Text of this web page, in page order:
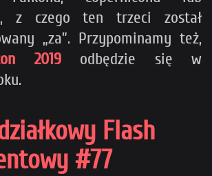
z czego ten trzeci został
„za”. Przypominamy też,
2019odbędzie się w
Flash
#77